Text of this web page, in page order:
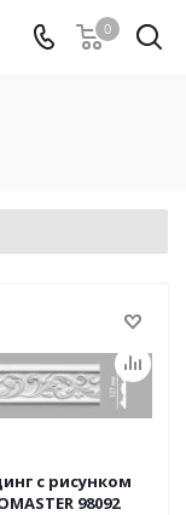
0
с рисунком
98092